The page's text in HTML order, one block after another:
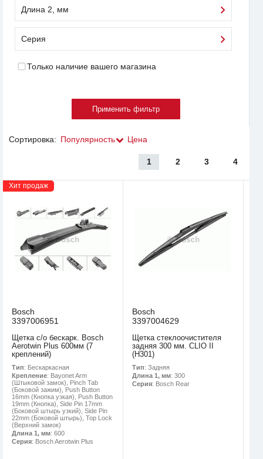
Длина 2, мм
Серия
Только наличие вашего магазина
Сортировка: Популярность Цена
1 2 3 4
Хит продаж
Bosch
3397006951
Щетка с/о бескарк. Bosch
Aerotwin Plus 600мм (7
креплений)
Тип: Бескаркасная
Крепление: Bayonet Arm
(Штыковой замок), Pinch Tab
(Боковой зажим), Push Button
16mm (Кнопка узкая), Push Button
19mm (Кнопка), Side Pin 17mm
(Боковой штырь узкий), Side Pin
22mm (Боковой штырь), Top Lock
(Верхний замок)
Длина 1, мм: 600
Серия: Bosch Aerotwin Plus
Bosch
3397004629
Щетка стеклоочистителя
задняя 300 мм. CLIO II
(H301)
Тип: Задняя
Длина 1, мм: 300
Серия: Bosch Rear